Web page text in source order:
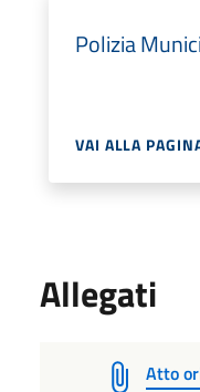
Polizia
VAI ALLA
Allegati
Atto